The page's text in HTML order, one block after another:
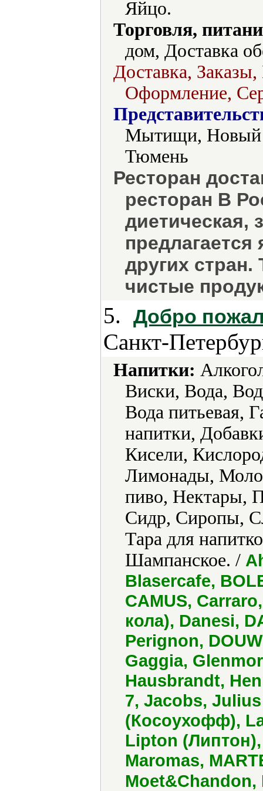
Яйцо.
Торговля,
дом, Доставка
Доставка,
Оформление,
Мытищи, Новый
Тюмень
Ресторан
ресторан В
диетическая,
предлагается
других стран.
чистые
5. Добро
Санкт-
Напитки:
Виски, Вода,
Вода питьевая,
напитки,
Кисели,
Лимонады,
пиво, Нектары,
Сидр, Сиропы,
Тара для
Шампанское. /
Blasercafe,
CAMUS,
кола), Danesi,
Perignon,
Gaggia,
Hausbrandt,
7, Jacobs,
(Косоухофф),
Lipton
Maromas,
Moet&Chandon,